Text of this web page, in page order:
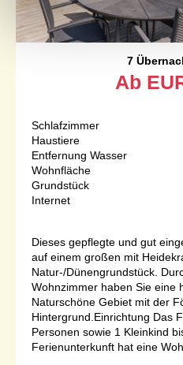
7
Ab
Schlafzimmer
Haustiere
Entfernung Wasser
Wohnfläche
Grundstück
Internet
Dieses gepflegte und gut
auf einem großen mit
Natur-/Dünengrundstück.
Wohnzimmer haben Sie eine
Naturschöne Gebiet mit der
Hintergrund.Einrichtung Das
Personen sowie 1 Kleinkind
Ferienunterkunft hat eine